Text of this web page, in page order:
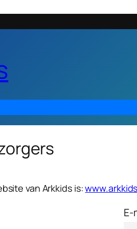
van Arkkids is:
E-